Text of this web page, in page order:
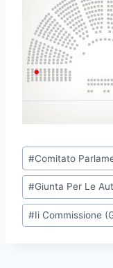
P
o
t
T
#Comitato
#Giunta Per Le
#Ii Commissione